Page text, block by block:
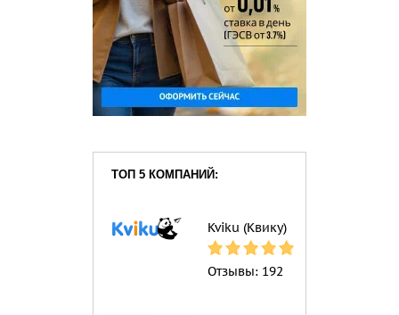
ТОП 5 КОМПАНИЙ:
Kviku (Квику)
Отзывы: 192